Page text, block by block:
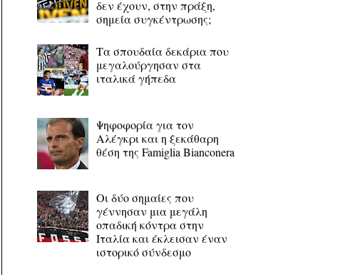
δεν έχουν, στην πράξη,
σημεία συγκέντρωσης;
Τα σπουδαία δεκάρια που
μεγαλούργησαν στα
ιταλικά γήπεδα
Ψηφοφορία για τον
Αλέγκρι και η ξεκάθαρη
θέση της Famiglia Bianconera
Οι δύο σημαίες που
γέννησαν μια μεγάλη
οπαδική κόντρα στην
Ιταλία και έκλεισαν έναν
ιστορικό σύνδεσμο